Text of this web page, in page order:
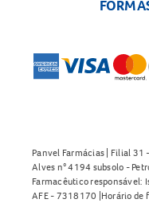
Panvel Farmácias | Filial
Alves n° 4194 subsolo -
Farmacêutico responsável:
AFE - 7318170 |Horário de